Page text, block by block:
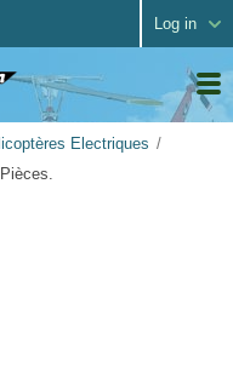
Log in
Electriques